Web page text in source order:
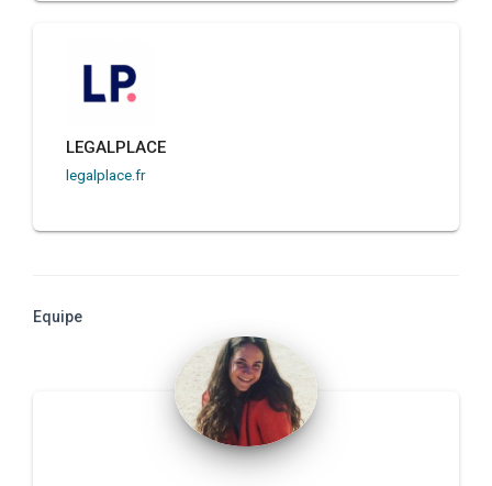
LEGALPLACE
legalplace.fr
Equipe